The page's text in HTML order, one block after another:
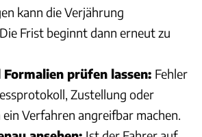
kann die Verjährung
Frist beginnt dann erneut zu
Formalien prüfen lassen: Fehler
Zustellung oder
Verfahren angreifbar machen.